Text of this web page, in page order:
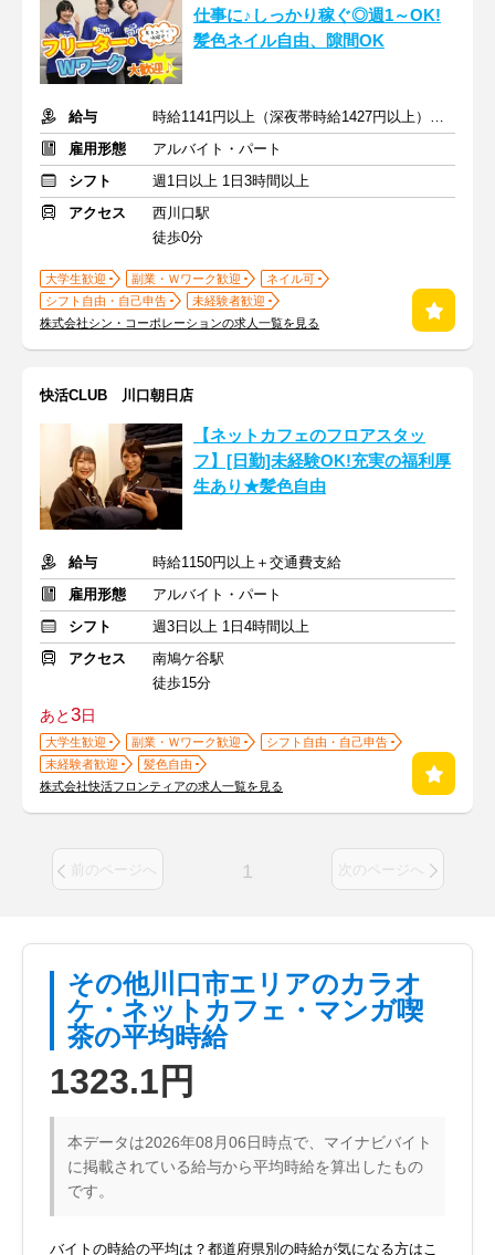
仕事に♪しっかり稼ぐ◎週1～OK!
髪色ネイル自由、隙間OK
給与
時給1141円以上（深夜帯時給1427円以上） ＋交通費支給
雇用形態
アルバイト・パート
シフト
週1日以上 1日3時間以上
アクセス
西川口駅
徒歩0分
大学生歓迎 副業・Ｗワーク歓迎
ネイル可
シフト自由・自己申告
未経験者歓迎
株式会社シン・コーポレーションの求人一覧を見る
快活CLUB 川口朝日店
【ネットカフェのフロアスタッ
フ】[日勤]未経験OK!充実の福利厚
生あり★髪色自由
給与
時給1150円以上＋交通費支給
雇用形態
アルバイト・パート
シフト
週3日以上 1日4時間以上
アクセス
南鳩ケ谷駅
徒歩15分
あと3日
大学生歓迎 副業・Ｗワーク歓迎
シフト自由・自己申告
未経験者歓迎
髪色自由
株式会社快活フロンティアの求人一覧を見る
前のページへ 1 次のページへ
その他川口市エリアのカラオ
ケ・ネットカフェ・マンガ喫
茶の平均時給
1323.1円
本データは2026年08月06日時点で、マイナビバイト
に掲載されている給与から平均時給を算出したもの
です。
バイトの時給の平均は？都道府県別の時給が気になる方はこ